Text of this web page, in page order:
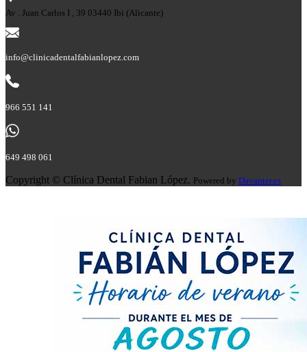
Av . Juan Carlos I , 39 03440 Ibi (Alicante)
info@clinicadentalfabianlopez.com
966 551 141
649 498 061
Copyright © Clínica Dental Fabian López. Powered by Davanter.es